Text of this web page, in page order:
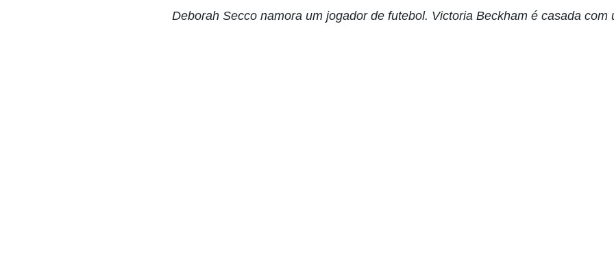
Deborah Secco namora um jogador de futebol. Victoria Beckham é casada com